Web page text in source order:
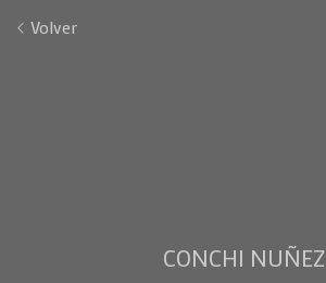
Volver
CONCHI NUÑEZ